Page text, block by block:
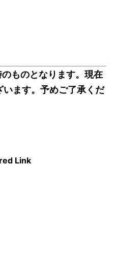
ものとなります。現在
ます。予めご了承くだ
Link